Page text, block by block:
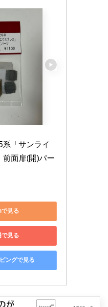
系「サンライ
前面扉(開)パー
見る
見る
ングで見る